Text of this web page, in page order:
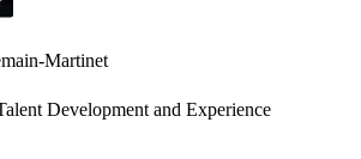
Martinet
Development and Experience